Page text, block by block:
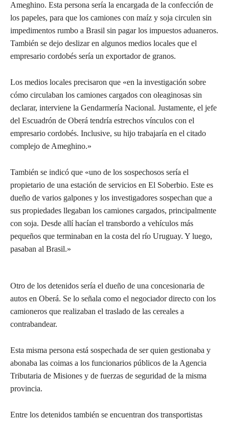
Ameghino. Esta persona sería la encargada de la confección de
los papeles, para que los camiones con maíz y soja circulen sin
impedimentos rumbo a Brasil sin pagar los impuestos aduaneros.
También se dejo deslizar en algunos medios locales que el
empresario cordobés sería un exportador de granos.
Los medios locales precisaron que «en la investigación sobre
cómo circulaban los camiones cargados con oleaginosas sin
declarar, interviene la Gendarmería Nacional. Justamente, el jefe
del Escuadrón de Oberá tendría estrechos vínculos con el
empresario cordobés. Inclusive, su hijo trabajaría en el citado
complejo de Ameghino.»
También se indicó que «uno de los sospechosos sería el
propietario de una estación de servicios en El Soberbio. Este es
dueño de varios galpones y los investigadores sospechan que a
sus propiedades llegaban los camiones cargados, principalmente
con soja. Desde allí hacían el transbordo a vehículos más
pequeños que terminaban en la costa del río Uruguay. Y luego,
pasaban al Brasil.»
Otro de los detenidos sería el dueño de una concesionaria de
autos en Oberá. Se lo señala como el negociador directo con los
camioneros que realizaban el traslado de las cereales a
contrabandear.
Esta misma persona está sospechada de ser quien gestionaba y
abonaba las coimas a los funcionarios públicos de la Agencia
Tributaria de Misiones y de fuerzas de seguridad de la misma
provincia.
Entre los detenidos también se encuentran dos transportistas